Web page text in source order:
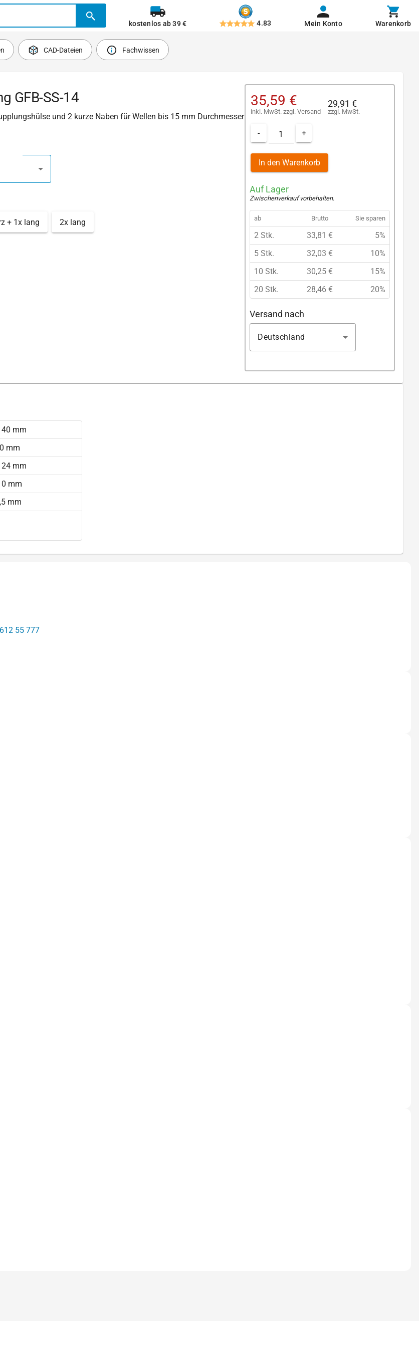
kostenlos ab 39 € 4.83 Mein Konto Warenkorb
CAD-Dateien Fachwissen
GFB-SS-14
und 2 kurze Naben für Wellen bis 15 mm Durchmesser
+ 1x lang 2x lang
35,59 €
inkl. MwSt. zzgl. Versand
29,91 €
zzgl. MwSt.
- +
In den Warenkorb
Auf Lager
Zwischenverkauf vorbehalten.
ab Brutto Sie sparen
2 Stk. 33,81 €
5%
5 Stk.
32,03 €
10%
10 Stk.
30,25 €
15%
20 Stk.
28,46 € 20%
Versand nach
Deutschland
40 mm
mm
24 mm
0 mm
mm
55 777